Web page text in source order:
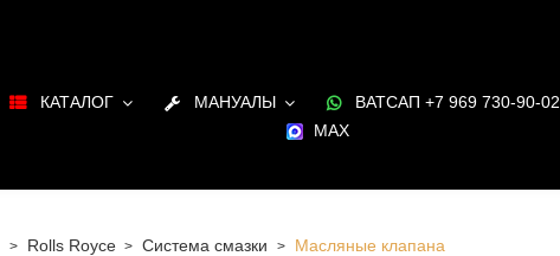
КАТАЛОГ МАНУАЛЫ ВАТСАП +7 969 730-90-02
MAX
Rolls Royce Система смазки Масляные клапана